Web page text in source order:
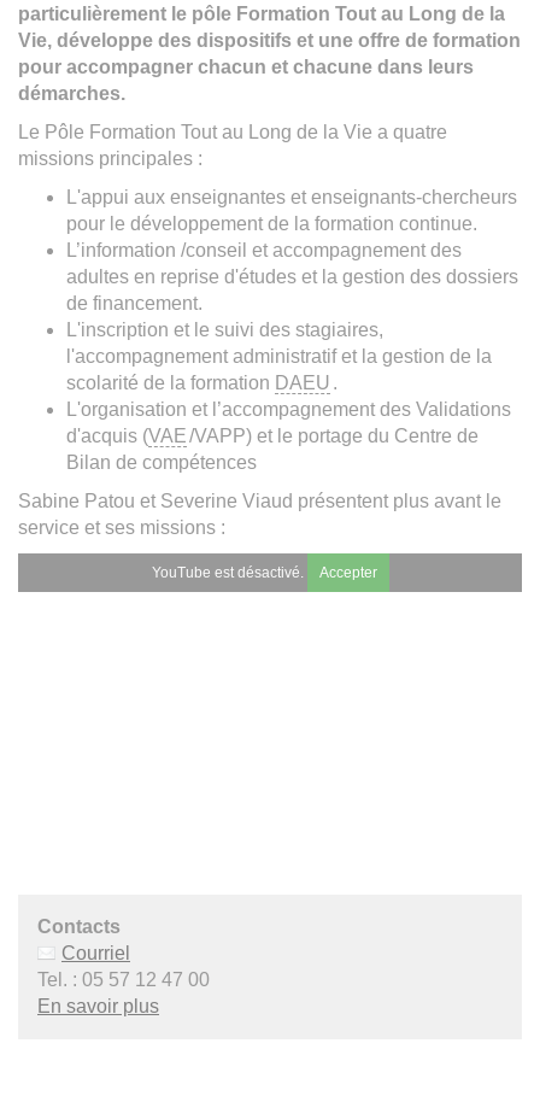
particulièrement le pôle Formation Tout au Long de la
Vie, développe des dispositifs et une offre de formation
pour accompagner chacun et chacune dans leurs
démarches.
Le Pôle Formation Tout au Long de la Vie a quatre
missions principales :
L'appui aux enseignantes et enseignants-chercheurs
pour le développement de la formation continue.
L’information /conseil et accompagnement des
adultes en reprise d'études et la gestion des dossiers
de financement.
L'inscription et le suivi des stagiaires,
l'accompagnement administratif et la gestion de la
scolarité de la formation DAEU .
L'organisation et l’accompagnement des Validations
d'acquis (VAE/VAPP) et le portage du Centre de
Bilan de compétences
Sabine Patou et Severine Viaud présentent plus avant le
service et ses missions :
YouTube est désactivé. Accepter
Contacts
Courriel
Tel. : 05 57 12 47 00
En savoir plus